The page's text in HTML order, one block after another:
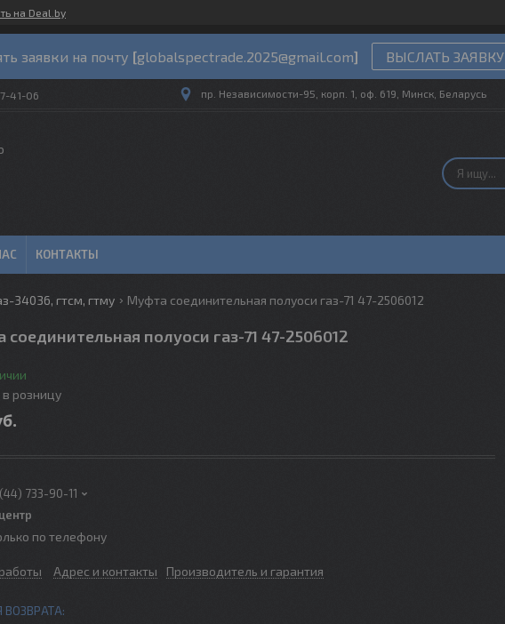
на Deal.by
заявки на почту [globalspectrade.2025@gmail.com] ВЫСЛАТЬ ЗАЯВКУ
41-06 пр. Независимости-95, корп. 1, оф. 619, Минск, Беларусь
КОНТАКТЫ
34036, гтсм, гтму Муфта соединительная полуоси газ-71 47-2506012
полуоси газ-71 47-2506012
розницу
733-90-11
по телефону
Адрес и контакты Производитель и гарантия